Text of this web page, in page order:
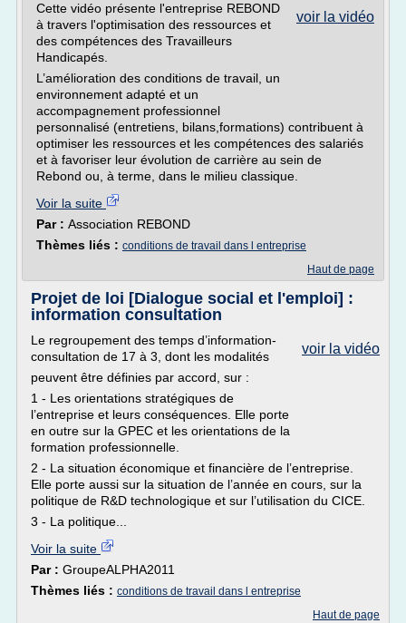
voir la vidéo
Cette vidéo présente l'entreprise REBOND
à travers l'optimisation des ressources et
des compétences des Travailleurs
Handicapés.
L’amélioration des conditions de travail, un
environnement adapté et un
accompagnement professionnel
personnalisé (entretiens, bilans,formations) contribuent à
optimiser les ressources et les compétences des salariés
et à favoriser leur évolution de carrière au sein de
Rebond ou, à terme, dans le milieu classique.
Voir la suite
Par : Association REBOND
Thèmes liés : conditions de travail dans l entreprise
Haut de page
Projet de loi [Dialogue social et l'emploi] :
information consultation
voir la vidéo
Le regroupement des temps d’information-
consultation de 17 à 3, dont les modalités
peuvent être définies par accord, sur :
1 - Les orientations stratégiques de
l’entreprise et leurs conséquences. Elle porte
en outre sur la GPEC et les orientations de la
formation professionnelle.
2 - La situation économique et financière de l’entreprise.
Elle porte aussi sur la situation de l’année en cours, sur la
politique de R&D technologique et sur l’utilisation du CICE.
3 - La politique...
Voir la suite
Par : GroupeALPHA2011
Thèmes liés : conditions de travail dans l entreprise
Haut de page